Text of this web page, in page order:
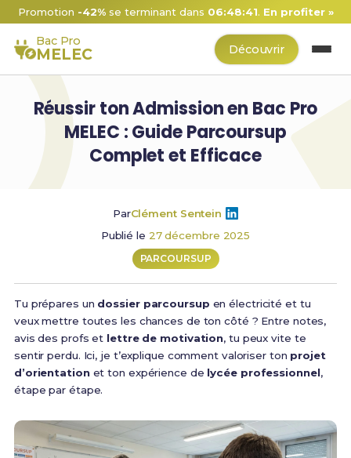
Promotion -42%se terminant dans 06:48:40.En profiter »
Bac Pro
MELEC Découvrir
Réussir ton Admission en Bac Pro
MELEC : Guide Parcoursup
Complet et Efficace
ParClément Sentein
Publié le 27 décembre 2025
PARCOURSUP
Tu prépares un dossier parcoursup en électricité et tu
veux mettre toutes les chances de ton côté ? Entre notes,
avis des profs et lettre de motivation, tu peux vite te
sentir perdu. Ici, je t’explique comment valoriser ton projet
d’orientationet ton expérience de lycée professionnel,
étape par étape.